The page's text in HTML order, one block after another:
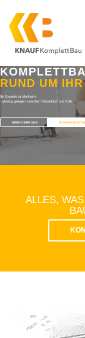
RUND UM
Ihr Experte in Monheim
- günstig gelegen zwischen Düsseldorf und Köln.
MEHR ÜBER UNS
ALLES,